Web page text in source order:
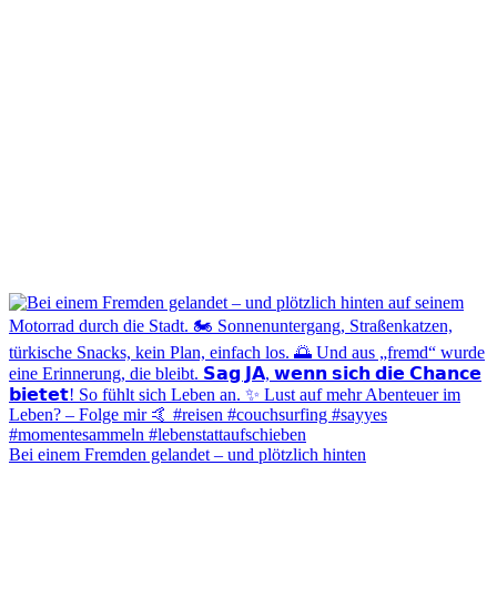
Bei einem Fremden gelandet – und plötzlich hinten